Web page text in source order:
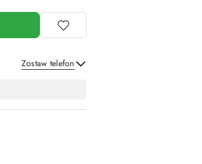
Zostaw telefon